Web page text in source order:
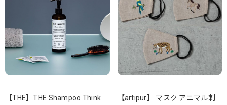
【THE】THE Shampoo Think
【artipur】 マスク アニマル刺